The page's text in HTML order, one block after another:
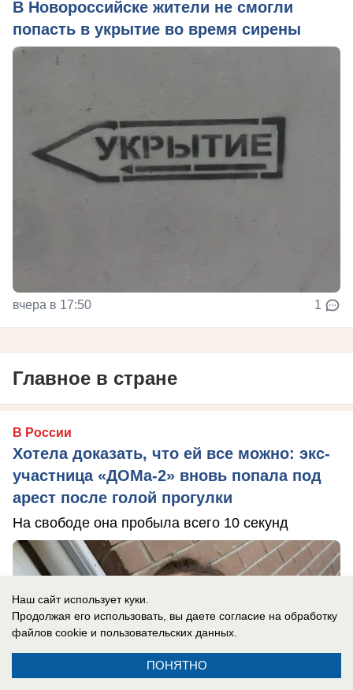
В Новороссийске жители не смогли
попасть в укрытие во время сирены
вчера в 17:50 1
Главное в стране
В России
Хотела доказать, что ей все можно: экс-
участница «ДОМа-2» вновь попала под
арест после голой прогулки
На свободе она пробыла всего 10 секунд
Наш сайт использует куки.
Продолжая его использовать, вы даете согласие на обработку
файлов cookie и пользовательских данных.
ПОНЯТНО